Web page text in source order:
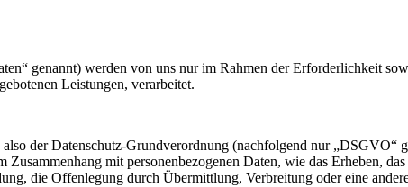
genannt) werden von uns nur im Rahmen der Erforderlichkeit
Leistungen, verarbeitet.
der Datenschutz-Grundverordnung (nachfolgend nur „DSGVO“
Zusammenhang mit personenbezogenen Daten, wie das Erheben,
die Offenlegung durch Übermittlung, Verbreitung oder eine